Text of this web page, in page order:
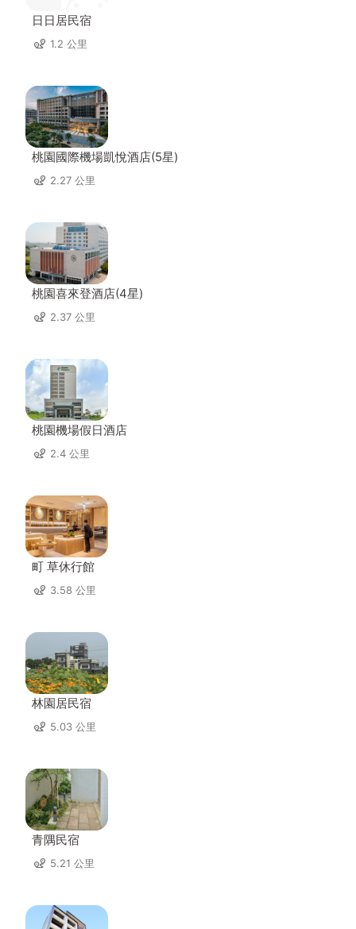
日日居民宿
1.2 公里
桃園國際機場凱悅酒店(5星)
2.27 公里
桃園喜來登酒店(4星)
2.37 公里
桃園機場假日酒店
2.4 公里
町 草休行館
3.58 公里
林園居民宿
5.03 公里
青隅民宿
5.21 公里